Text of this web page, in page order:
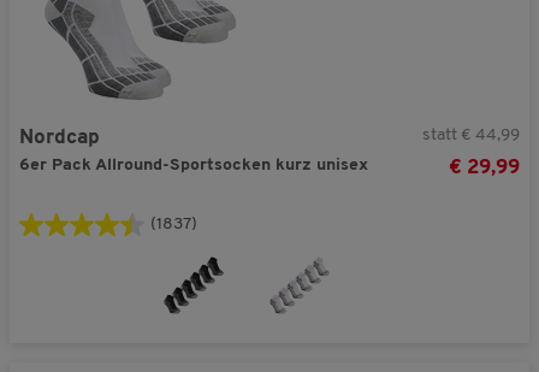
Nordcap
6er Pack Allround-Sportsocken kurz unisex
statt € 44,99
€ 29,99
(1837)